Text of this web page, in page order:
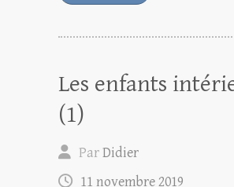
Les enfants
(1)
ParDidier
11 novembre 2019